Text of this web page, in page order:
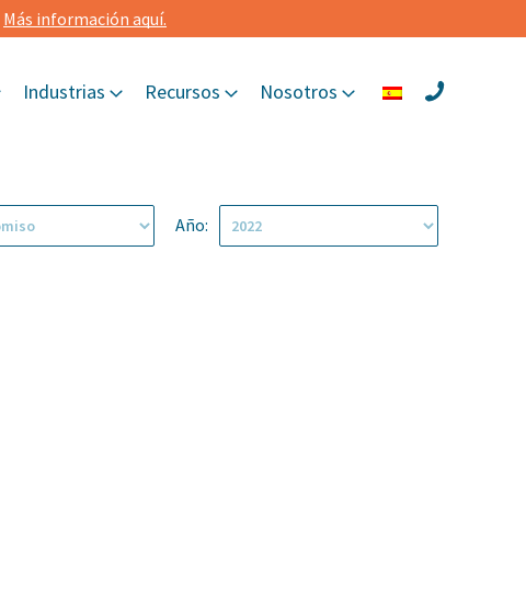
Más información aquí.
Industrias Recursos Nosotros
Año: